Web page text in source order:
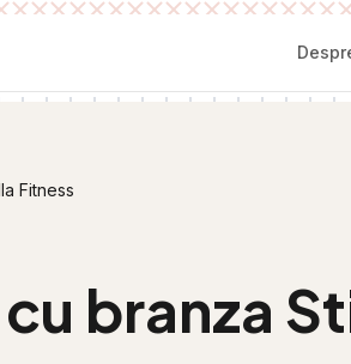
Fitness
branza